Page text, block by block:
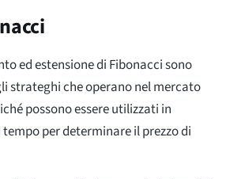
ed estensione di Fibonacci sono
strateghi che operano nel mercato
possono essere utilizzati in
per determinare il prezzo di